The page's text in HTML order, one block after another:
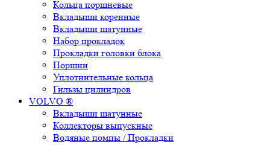
Кольца поршневые
Вкладыши коренные
Вкладыши шатунные
Набор прокладок
Прокладки головки блока
Поршни
Уплотнительные кольца
Гильзы цилиндров
VOLVO ®
Вкладыши шатунные
Коллекторы выпускные
Водяные помпы / Прокладки